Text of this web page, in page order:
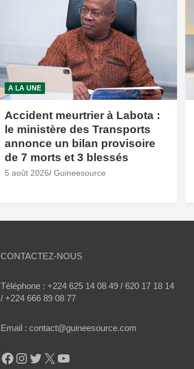
A LA UNE
Accident meurtrier à Labota :
le ministère des Transports
annonce un bilan provisoire
de 7 morts et 3 blessés
5 août 2026 Guineesource
CONTACTEZ-NOUS
Téléphone : +224 625 14 08 49 / 620 17 18 14
/ +224 666 89 08 77
Email : contact@guineesource.com
Facebook
Instagram
Twitter
X YouTube